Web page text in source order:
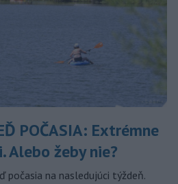
POČASIA: Extrémne
Alebo žeby nie?
počasia na nasledujúci týždeň.